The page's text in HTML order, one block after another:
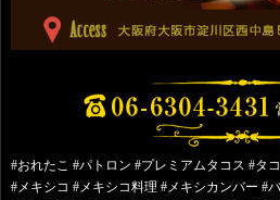
#おれたこ #パトロン #プレミアムタコス #タ
#メキシコ #メキシコ料理 #メキシカンバー #